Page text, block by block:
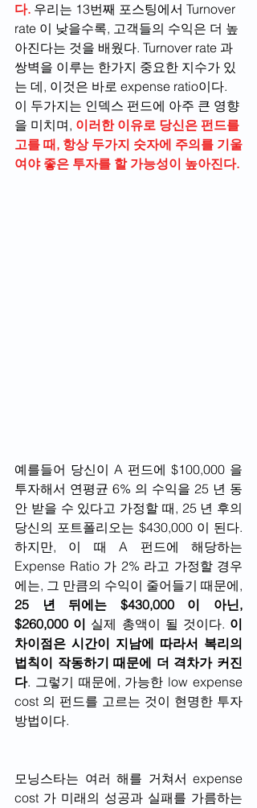
다. 우리는 13번째 포스팅에서 Turnover
rate 이 낮을수록, 고객들의 수익은 더 높
아진다는 것을 배웠다. Turnover rate 과
쌍벽을 이루는 한가지 중요한 지수가 있
는 데, 이것은 바로 expense ratio이다.
이 두가지는 인덱스 펀드에 아주 큰 영향
을 미치며, 이러한 이유로 당신은 펀드를
고를 때, 항상 두가지 숫자에 주의를 기울
여야 좋은 투자를 할 가능성이 높아진다.
예를들어 당신이 A 펀드에 $100,000 을
투자해서 연평균 6% 의 수익을 25 년 동
안 받을 수 있다고 가정할 때, 25 년 후의
당신의 포트폴리오는 $430,000 이 된다.
하지만, 이 때 A 펀드에 해당하는
Expense Ratio 가 2% 라고 가정할 경우
25 년 뒤에는 $430,000 이 아닌,
$260,000 이 실제 총액이 될 것이다. 이
차이점은 시간이 지남에 따라서 복리의
법칙이 작동하기 때문에 더 격차가 커진
다. 그렇기 때문에, 가능한 low expense
cost 의 펀드를 고르는 것이 현명한 투자
방법이다.
모닝스타는 여러 해를 거쳐서 expense
cost 가 미래의 성공과 실패를 가름하는